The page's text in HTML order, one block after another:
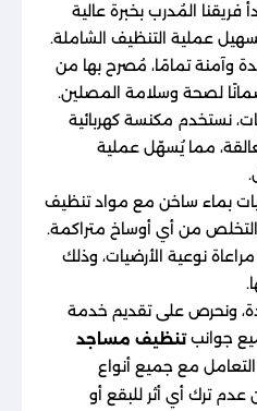
المُدرب بخبرة عالية
عملية التنظيف الشاملة.
وآمنة تمامًا، مُصرح بها من
لصحة وسلامة المصلين.
نستخدم مكنسة كهربائية
مما يُسهّل عملية
بماء ساخن مع مواد تنظيف
من أي أوساخ متراكمة.
نوعية الأرضيات، وذلك
ونحرص على تقديم خدمة
جوانبتنظيف مساجد
مع جميع أنواع
ترك أي أثر للبقع أو